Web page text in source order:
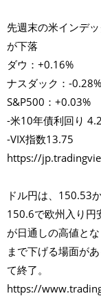
先週末の米インデ
が下落
ダウ：+0.16%
ナスダック：-
S&P500：+0.03%
-米10年債利回り
-VIX指数13.75
https://
ドル円は、150.53
150.6で欧州入り円
が日通しの高値と
まで下げる場面が
て終了。
https://